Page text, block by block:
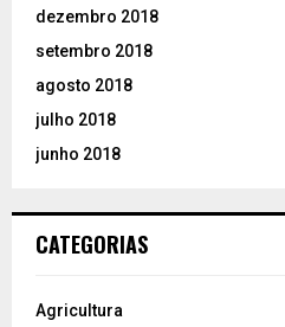
dezembro 2018
setembro 2018
agosto 2018
julho 2018
junho 2018
CATEGORIAS
Agricultura